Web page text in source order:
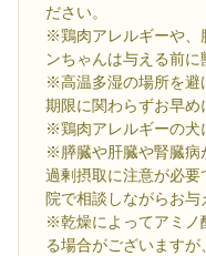
ださい。
※鶏肉アレルギーや、
ンちゃんは与える前に
※高温多湿の場所を避
期限に関わらずお早め
※鶏肉アレルギーの犬
※膵臓や肝臓や腎臓病
過剰摂取に注意が必
院で相談しながらお与
※乾燥によってアミノ
る場合がございます